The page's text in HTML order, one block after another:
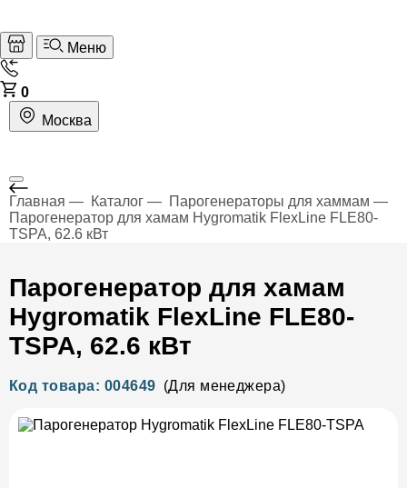
Меню
0
Москва
Главная Каталог
Парогенераторы для хаммам
Парогенератор для хамам Hygromatik FlexLine FLE80-
TSPA, 62.6 кВт
Парогенератор для хамам
Hygromatik FlexLine FLE80-
TSPA, 62.6 кВт
Код товара: 004649 (Для менеджера)